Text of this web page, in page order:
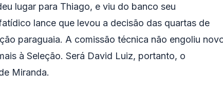
lugar para Thiago, e viu do banco seu
lance que levou a decisão das quartas de
paraguaia. A comissão técnica não engoliu
à Seleção. Será David Luiz, portanto, o
Miranda.